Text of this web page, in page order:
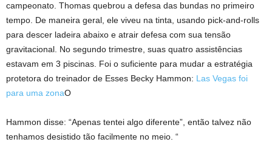
campeonato. Thomas quebrou a defesa das bundas no primeiro
tempo. De maneira geral, ele viveu na tinta, usando pick-and-rolls
para descer ladeira abaixo e atrair defesa com sua tensão
gravitacional. No segundo trimestre, suas quatro assistências
estavam em 3 piscinas. Foi o suficiente para mudar a estratégia
protetora do treinador de Esses Becky Hammon: Las Vegas foi
para uma zonaO
Hammon disse: “Apenas tentei algo diferente”, então talvez não
tenhamos desistido tão facilmente no meio. “